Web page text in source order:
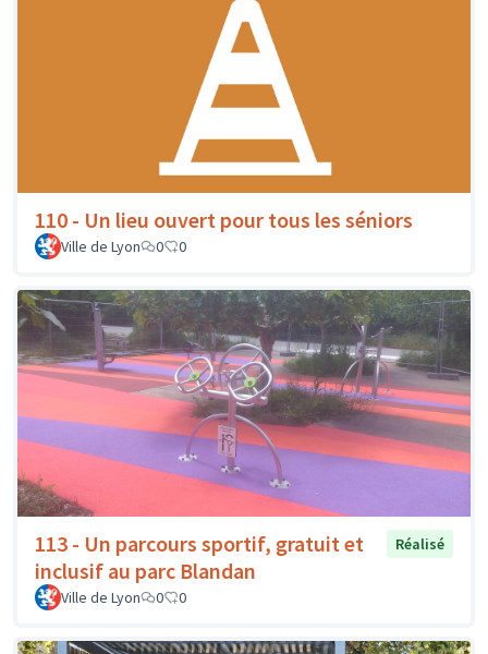
110 - Un lieu ouvert pour tous les séniors
Ville de Lyon 0 0
113 - Un parcours sportif, gratuit et
inclusif au parc Blandan
Réalisé
Ville de Lyon 0 0